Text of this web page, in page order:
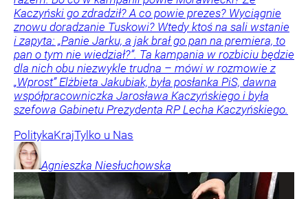
Kaczyński go zdradził? A co powie prezes? Wyciągnie
znowu doradzanie Tuskowi? Wtedy ktoś na sali wstanie
i zapyta: „Panie Jarku, a jak brał go pan na premiera, to
pan o tym nie wiedział?”. Ta kampania w rozbiciu będzie
dla nich obu niezwykle trudna – mówi w rozmowie z
„Wprost” Elżbieta Jakubiak, była posłanka PiS, dawna
współpracowniczka Jarosława Kaczyńskiego i była
szefowa Gabinetu Prezydenta RP Lecha Kaczyńskiego.
PolitykaKrajTylko u Nas
Agnieszka Niesłuchowska